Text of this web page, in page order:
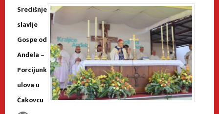
Središnje
slavlje
Gospe od
Anđela –
Porcijunk
ulova u
Čakovcu